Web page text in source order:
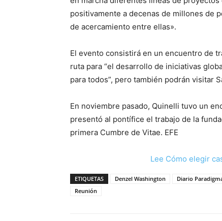
positivamente a decenas de millones de
de acercamiento entre ellas».
El evento consistirá en un encuentro de
ruta para “el desarrollo de iniciativas
para todos”, pero también podrán visitar
En noviembre pasado, Quinelli tuvo un
presentó al pontífice el trabajo de la
primera Cumbre de Vitae. EFE
Lee Cómo elegir
ETIQUETAS Denzel Washington Diario
Reunión